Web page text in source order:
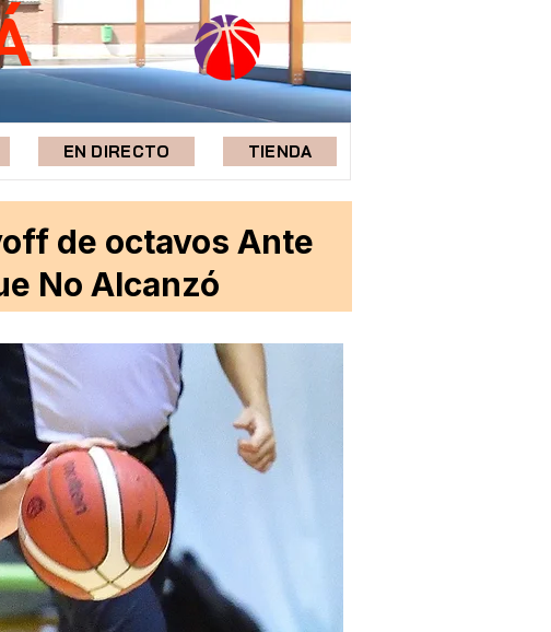
EN DIRECTO TIENDA
de octavos Ante
No Alcanzó